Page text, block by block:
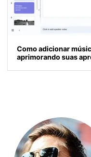
Como adicionar
aprimorando suas